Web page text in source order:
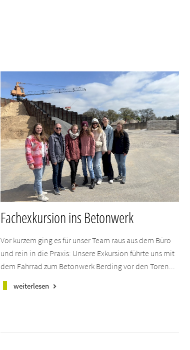
Fachexkursion ins Betonwerk
Vor kurzem ging es für unser Team raus aus dem Büro
und rein in die Praxis: Unsere Exkursion führte uns mit
dem Fahrrad zum Betonwerk Berding vor den Toren...
weiterlesen keyboard_arrow_right